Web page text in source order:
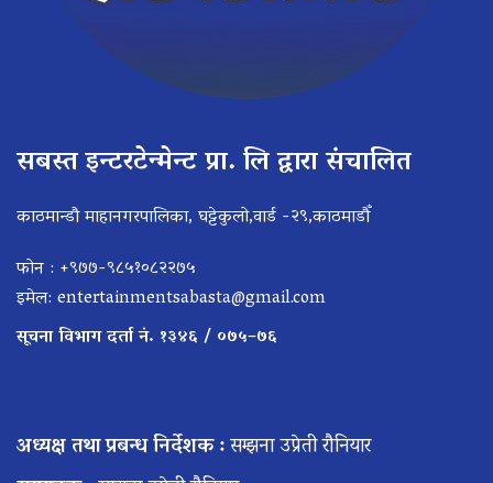
सबस्त इन्टरटेन्मेन्ट प्रा. लि द्वारा संचालित
काठमान्डौ माहानगरपालिका, घट्टेकुलो,वार्ड -२९,काठमाडौँ
फोन : +९७७-९८५१०८२२७५
इमेल: entertainmentsabasta@gmail.com
सूचना विभाग दर्ता नं. १३४६ / ०७५–७६
अध्यक्ष तथा प्रबन्ध निर्देशक :सम्झना उप्रेती रौनियार